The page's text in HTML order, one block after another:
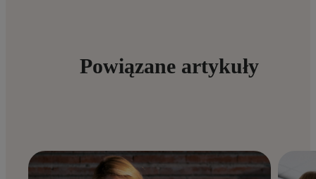
Powiązane artykuły